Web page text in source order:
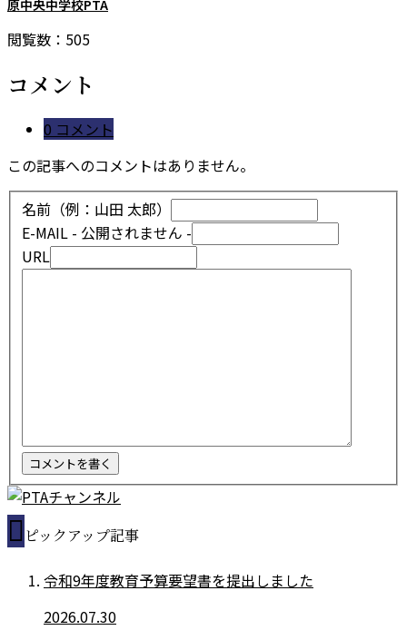
原中央中学校PTA
閲覧数：505
コメント
0 コメント
この記事へのコメントはありません。
名前（例：山田 太郎）
E-MAIL - 公開されません -
URL
ピックアップ記事
令和9年度教育予算要望書を提出しました
2026.07.30